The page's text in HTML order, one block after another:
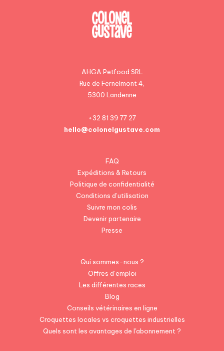
AHGA Petfood SRL
Rue de Fernelmont 4,
5300 Landenne
+32 81 39 77 27
hello@colonelgustave.com
FAQ
Expéditions & Retours
Politique de confidentialité
Conditions d’utilisation
Suivre mon colis
Devenir partenaire
Presse
Qui sommes-nous ?
Offres d’emploi
Les différentes races
Blog
Conseils vétérinaires en ligne
Croquettes locales vs croquettes industrielles
Quels sont les avantages de l'abonnement ?